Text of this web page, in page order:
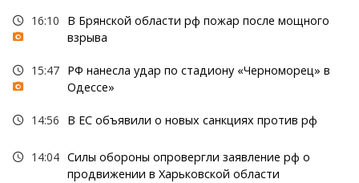
16:10
В Брянской области рф пожар после мощного
взрыва
15:47 РФ нанесла удар по стадиону «Черноморец» в
Одессе»
14:56 В ЕС объявили о новых санкциях против рф
14:04 Силы обороны опровергли заявление рф о
продвижении в Харьковской области